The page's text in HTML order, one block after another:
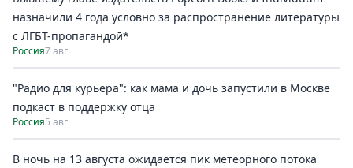
назначили 4 года условно за распространение литературы
с ЛГБТ-пропагандой*
Россия7 авг
"Радио для курьера": как мама и дочь запустили в Москве
подкаст в поддержку отца
Россия5 авг
В ночь на 13 августа ожидается пик метеорного потока